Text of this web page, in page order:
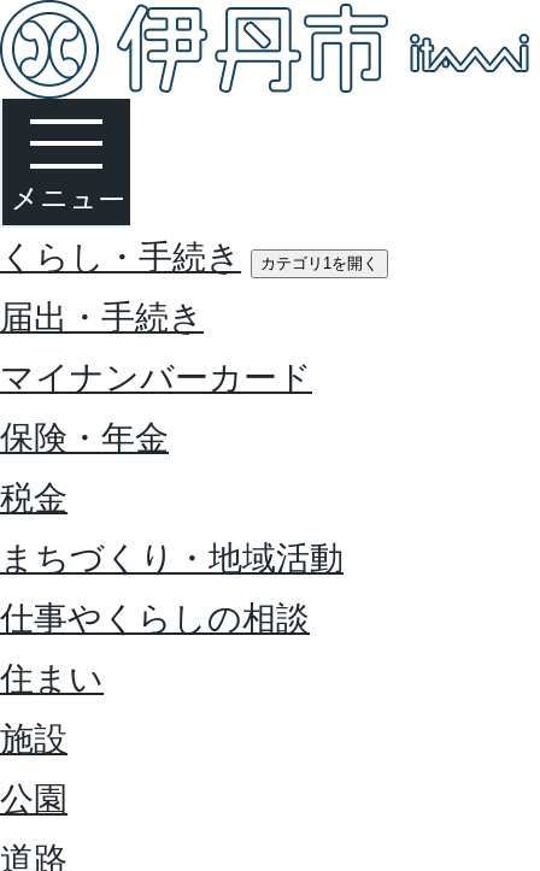
くらし・手続き カテゴリ1を開く
届出・手続き
マイナンバーカード
保険・年金
税金
まちづくり・地域活動
仕事やくらしの相談
住まい
施設
公園
道路